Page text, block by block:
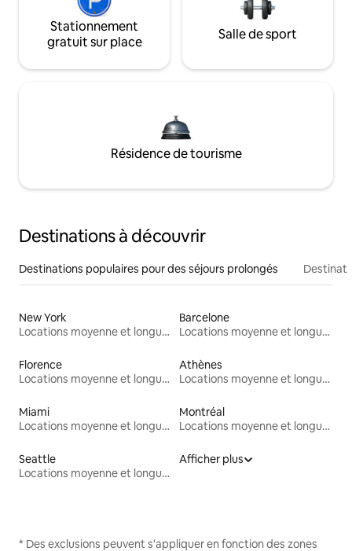
Stationnement
gratuit sur place
Salle de sport
Résidence de tourisme
Destinations à découvrir
Destinations populaires pour des séjours prolongés
New York
Locations moyenne et longue durée
Barcelone
Locations moyenne et longue durée
Florence
Locations moyenne et longue durée
Athènes
Locations moyenne et longue durée
Miami
Locations moyenne et longue durée
Montréal
Locations moyenne et longue durée
Seattle
Locations moyenne et longue durée
Afficher plus
* Des exclusions peuvent s'appliquer en fonction des zones